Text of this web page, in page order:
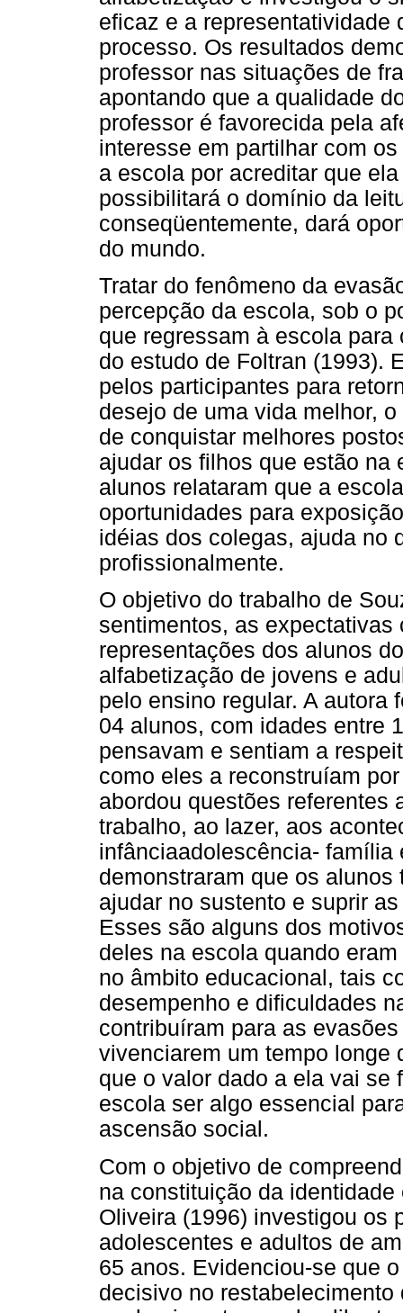
eficaz e a representatividade
processo. Os resultados
professor nas situações de
apontando que a qualidade
professor é favorecida pela
interesse em partilhar com
a escola por acreditar que
possibilitará o domínio da
conseqüentemente, dará
do mundo.
Tratar do fenômeno da
percepção da escola, sob o
que regressam à escola
do estudo de Foltran (1993).
pelos participantes para
desejo de uma vida melhor,
de conquistar melhores
ajudar os filhos que estão na
alunos relataram que a
oportunidades para
idéias dos colegas, ajuda no
profissionalmente.
O objetivo do trabalho de
sentimentos, as
representações dos alunos
alfabetização de jovens e
pelo ensino regular. A autora
04 alunos, com idades entre
pensavam e sentiam a
como eles a reconstruíam
abordou questões referentes
trabalho, ao lazer, aos
infânciaadolescência-
demonstraram que os
ajudar no sustento e suprir
Esses são alguns dos
deles na escola quando
no âmbito educacional, tais
desempenho e dificuldades
contribuíram para as
vivenciarem um tempo longe
que o valor dado a ela vai se
escola ser algo essencial
ascensão social.
Com o objetivo de
na constituição da
Oliveira (1996) investigou os
adolescentes e adultos de
65 anos. Evidenciou-se que
decisivo no